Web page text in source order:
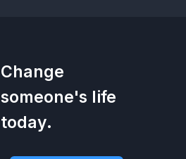
Change
someone's life
today.